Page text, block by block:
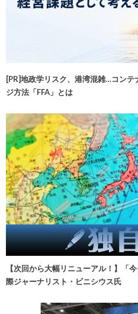
[PR]地政学リスク、港湾混雑…コン
ジ方法「FFA」とは
【次回から大幅リニューアル！】
際ジャーナリスト・ビニシウス氏